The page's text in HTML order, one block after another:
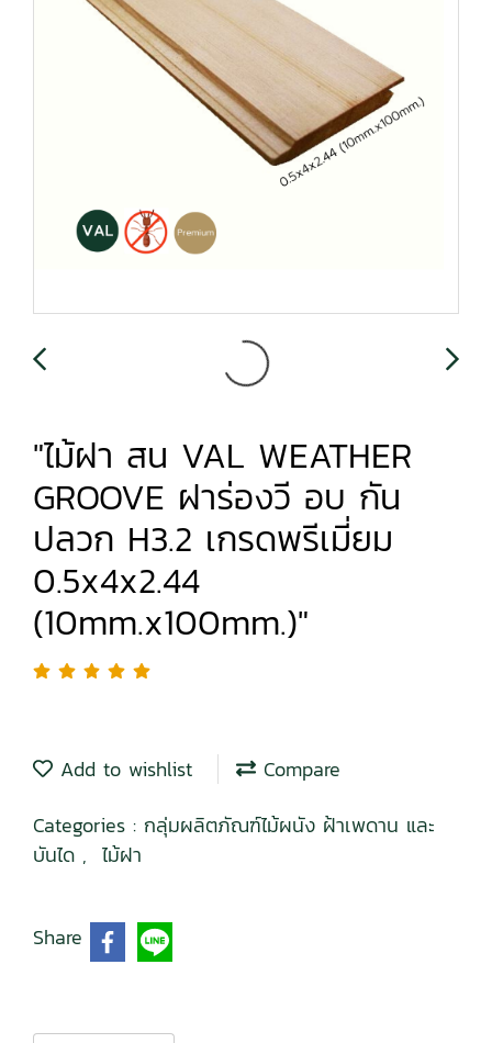
"ไม้ฝา สน VAL WEATHER
GROOVE ฝาร่องวี อบ กัน
ปลวก H3.2 เกรดพรีเมี่ยม
0.5x4x2.44
(10mm.x100mm.)"
Add to wishlist
Compare
Categories : กลุ่มผลิตภัณฑ์ไม้ผนัง ฝ้าเพดาน และ
บันได , ไม้ฝา
Share